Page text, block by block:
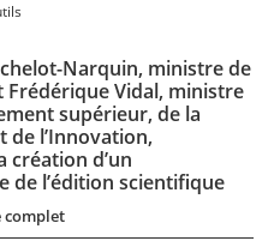
Narquin, ministre de
Frédérique Vidal, ministre
supérieur, de la
de l’Innovation,
création d’un
de l’édition scientifique
complet